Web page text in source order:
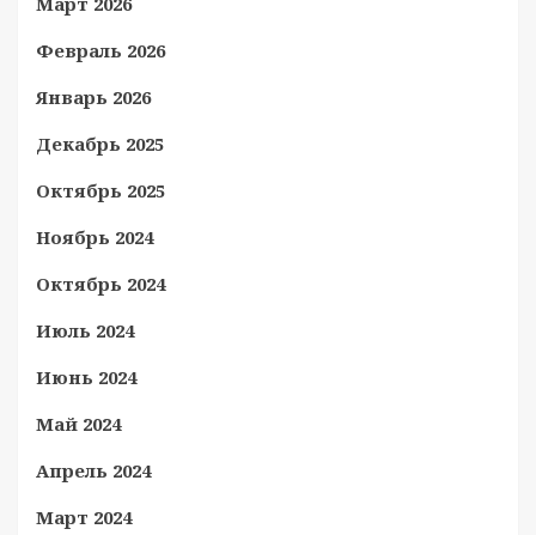
Февраль 2026
Январь 2026
Декабрь 2025
Октябрь 2025
Ноябрь 2024
Октябрь 2024
Июль 2024
Июнь 2024
Май 2024
Апрель 2024
Март 2024